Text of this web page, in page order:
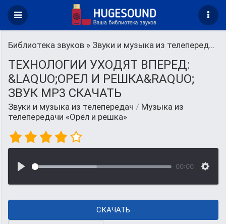
Библиотека звуков » Звуки и музыка из телепередач
ТЕХНОЛОГИИ УХОДЯТ ВПЕРЕД:
&LAQUO;ОРЕЛ И РЕШКА&RAQUO;
ЗВУК MP3 СКАЧАТЬ
Звуки и музыка из телепередач / Музыка из
телепередачи «Орёл и решка»
00:00
СКАЧАТЬ